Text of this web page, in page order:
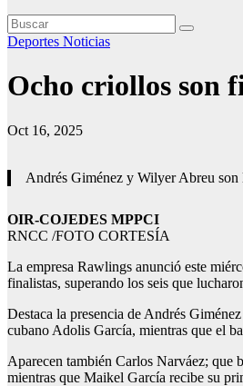
Deportes Noticias
Ocho criollos son
Oct 16, 2025
Andrés Giménez y Wilyer Abreu son
OIR-COJEDES MPPCI
RNCC /FOTO CORTESÍA
La empresa Rawlings anunció este
finalistas, superando los seis que
Destaca la presencia de Andrés
cubano Adolis García, mientras que el
Aparecen también Carlos Narváez; que
mientras que Maikel García recibe su